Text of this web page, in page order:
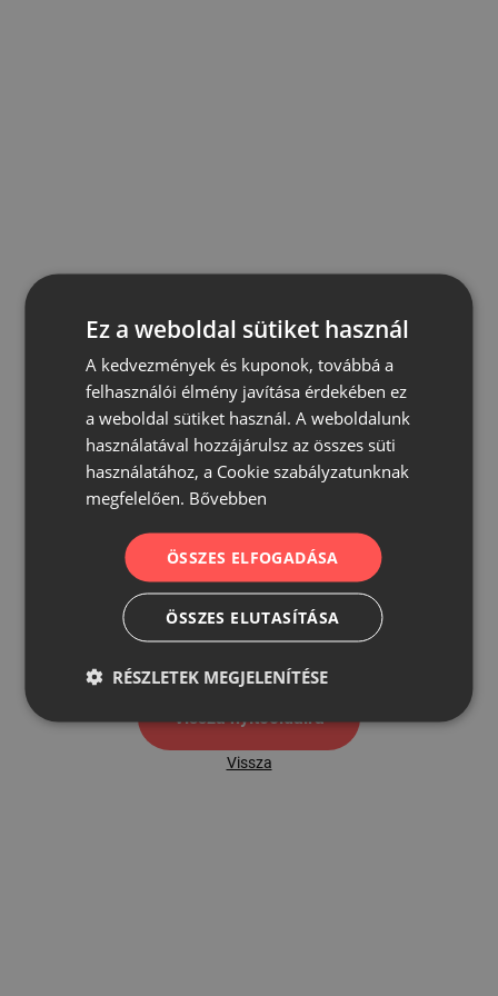
500
Vissza nyítóoldalra
Vissza
Ez a weboldal sütiket használ
A kedvezmények és kuponok, továbbá a
felhasználói élmény javítása érdekében ez
a weboldal sütiket használ. A weboldalunk
használatával hozzájárulsz az összes süti
használatához, a Cookie szabályzatunknak
megfelelően. Bővebben
ÖSSZES ELFOGADÁSA
ÖSSZES ELUTASÍTÁSA
RÉSZLETEK MEGJELENÍTÉSE